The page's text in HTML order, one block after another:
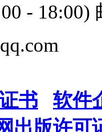
- 18:00)
书
软件
出版许可